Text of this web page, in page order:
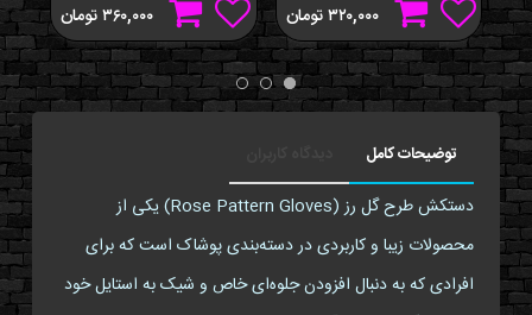
۳۲۰,۰۰۰تومان ۳۶۰,۰۰۰تومان
توضیحات کامل
دستکش طرح گل رز (Rose Pattern Gloves) یکی از
محصولات زیبا و کاربردی در دسته‌بندی پوشاک است که برای
افرادی که به دنبال افزودن جلوه‌ای خاص و شیک به استایل خود